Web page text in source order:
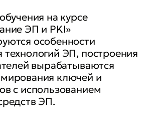
на курсе
ЭП и PKI»
особенности
ЭП, построения
вырабатываются
ключей и
с использованием
ЭП.